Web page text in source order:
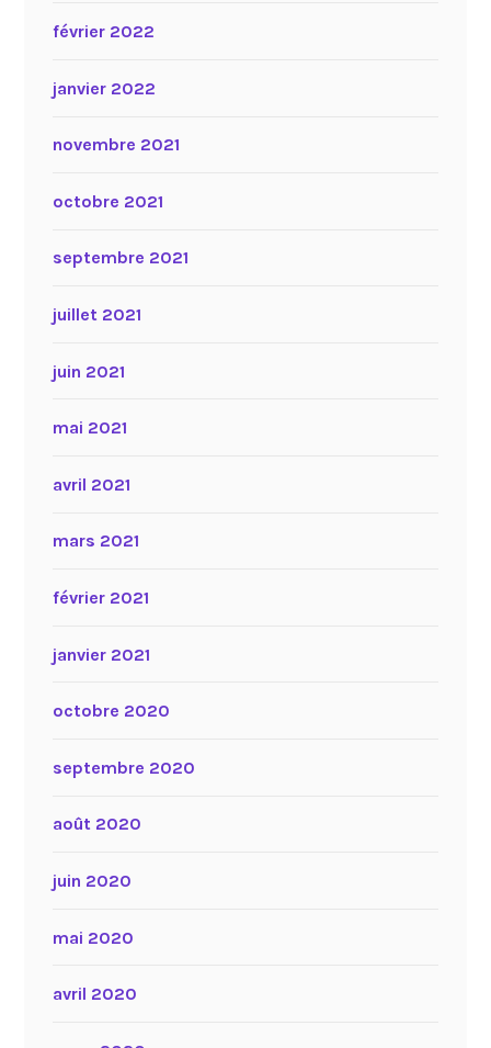
février 2022
janvier 2022
novembre 2021
octobre 2021
septembre 2021
juillet 2021
juin 2021
mai 2021
avril 2021
mars 2021
février 2021
janvier 2021
octobre 2020
septembre 2020
août 2020
juin 2020
mai 2020
avril 2020